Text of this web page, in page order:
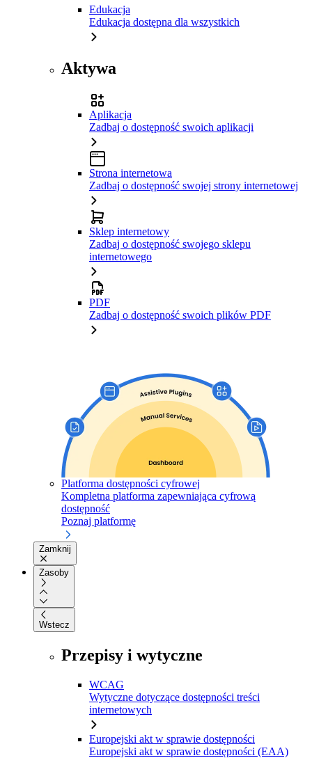
Edukacja
Edukacja dostępna dla wszystkich
Aktywa
Aplikacja
Zadbaj o dostępność swoich aplikacji
Strona internetowa
Zadbaj o dostępność swojej strony internetowej
Sklep internetowy
Zadbaj o dostępność swojego sklepu
internetowego
PDF
Zadbaj o dostępność swoich plików PDF
Platforma dostępności cyfrowej
Kompletna platforma zapewniająca cyfrową
dostępność
Poznaj platformę
Zamknij
Zasoby
Wstecz
Przepisy i wytyczne
WCAG
Wytyczne dotyczące dostępności treści
internetowych
Europejski akt w sprawie dostępności
Europejski akt w sprawie dostępności (EAA)